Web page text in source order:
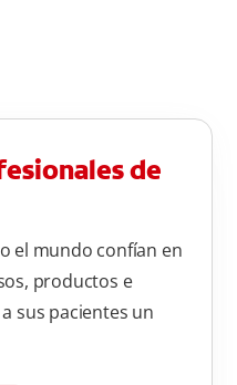
de
el mundo confían en
productos e
sus pacientes un